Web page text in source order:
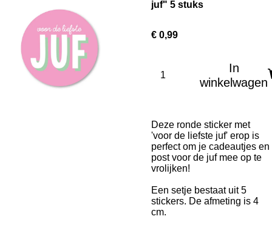
juf" 5 stuks
€ 0,99
In
winkelwagen
Deze ronde sticker met
'voor de liefste juf' erop is
perfect om je cadeautjes en
post voor de juf mee op te
vrolijken!
Een setje bestaat uit 5
stickers. De afmeting is 4
cm.